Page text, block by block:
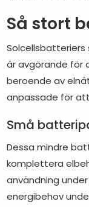
Så stort
är avgörande för
beroende av
anpassade för
Små
Dessa mindre
komplettera
användning
energibehov